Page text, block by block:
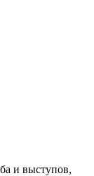
и выступов,